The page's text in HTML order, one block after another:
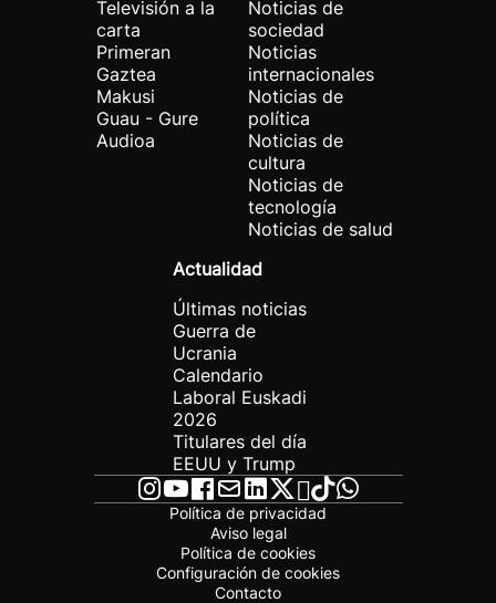
Televisión a la
carta
Primeran
Gaztea
Makusi
Guau - Gure
Audioa
Noticias de
sociedad
Noticias
internacionales
Noticias de
política
Noticias de
cultura
Noticias de
tecnología
Noticias de salud
Actualidad
Últimas noticias
Guerra de
Ucrania
Calendario
Laboral Euskadi
2026
Titulares del día
EEUU y Trump
Política de privacidad
Aviso legal
Política de cookies
Configuración de cookies
Contacto